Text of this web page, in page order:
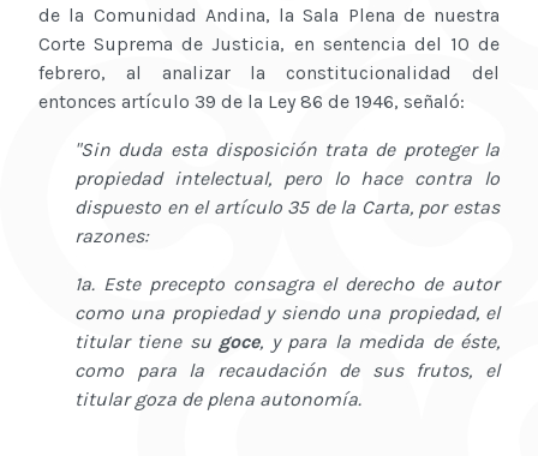
de la Comunidad Andina, la Sala Plena de nuestra
Corte Suprema de Justicia, en sentencia del 10 de
febrero, al analizar la constitucionalidad del
entonces artículo 39 de la Ley 86 de 1946, señaló:
"Sin duda esta disposición trata de proteger la
propiedad intelectual, pero lo hace contra lo
dispuesto en el artículo 35 de la Carta, por estas
razones:
1a. Este precepto consagra el derecho de autor
como una propiedad y siendo una propiedad, el
titular tiene su goce, y para la medida de éste,
como para la recaudación de sus frutos, el
titular goza de plena autonomía.